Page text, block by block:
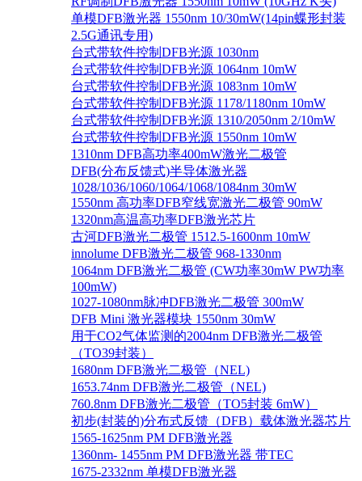
单模DFB激光器 1550nm 10/30mW(14pin蝶形封装
2.5G通讯专用)
台式带软件控制DFB光源 1030nm
台式带软件控制DFB光源 1064nm 10mW
台式带软件控制DFB光源 1083nm 10mW
台式带软件控制DFB光源 1178/1180nm 10mW
台式带软件控制DFB光源 1310/2050nm 2/10mW
台式带软件控制DFB光源 1550nm 10mW
1310nm DFB高功率400mW激光二极管
DFB(分布反馈式)半导体激光器
1028/1036/1060/1064/1068/1084nm 30mW
1550nm 高功率DFB窄线宽激光二极管 90mW
1320nm高温高功率DFB激光芯片
古河DFB激光二极管 1512.5-1600nm 10mW
innolume DFB激光二极管 968-1330nm
1064nm DFB激光二极管 (CW功率30mW PW功率
100mW)
1027-1080nm脉冲DFB激光二极管 300mW
DFB Mini 激光器模块 1550nm 30mW
用于CO2气体监测的2004nm DFB激光二极管
（TO39封装）
1680nm DFB激光二极管（NEL)
1653.74nm DFB激光二极管（NEL)
760.8nm DFB激光二极管（TO5封装 6mW）
初步(封装的)分布式反馈（DFB）载体激光器芯片
1565-1625nm PM DFB激光器
1360nm- 1455nm PM DFB激光器 带TEC
1675-2332nm 单模DFB激光器